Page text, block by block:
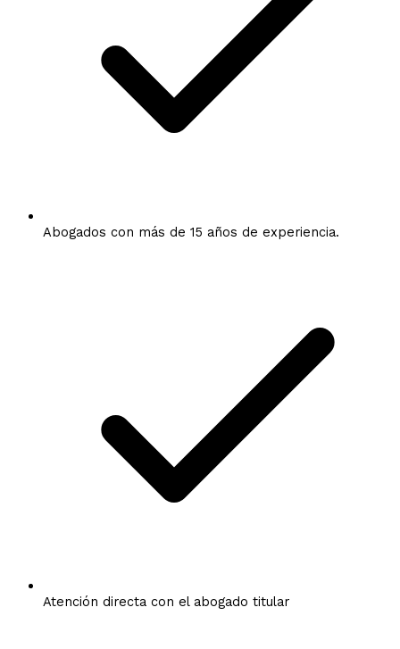
Abogados con más de 15 años de experiencia.
Atención directa con el abogado titular